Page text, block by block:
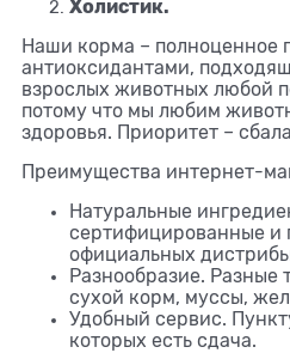
Холистик.
Наши корма – полноценное
антиоксидантами,
взрослых животных любой
потому что мы любим
здоровья. Приоритет –
Преимущества интернет-
Натуральные
сертифицированные и
официальных
Разнообразие. Разные
сухой корм, муссы,
Удобный сервис.
которых есть сдача.